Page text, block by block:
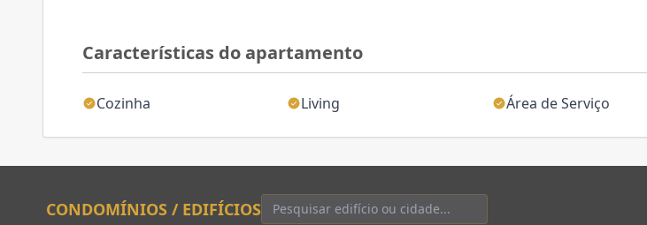
Características do apartamento
Cozinha Living Área de Serviço
CONDOMÍNIOS / EDIFÍCIOS